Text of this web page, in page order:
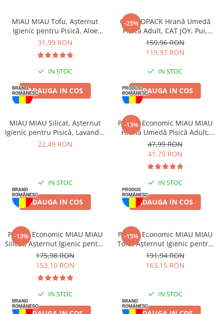
Delicii Păsări
Îngrijire Păsări
Așternut Igienic Păsări
Colivii
Colivii
Hrană Rozătoare
Fân Rozătoare
Batoane Rozătoare
Îngrijire Rozătoare
Așternut Igienic Rozătoare
Pești
Acvarii
Accesorii Acvarii
Hrană Pești
Hrană Broaște Țestoase
MIAU MIAU Tofu, Așternut
Igienic pentru Pisică, Aloe
Vera, 6L
31,99 RON
IN STOC
ADAUGA IN COS
-25%
COMBOPACK Hrană Umedă
Pisică Adult, CAT JOY, Pui,
Vită, Curcan și Somon, 96x85g
159,96 RON
119,97 RON
IN STOC
ADAUGA IN COS
MIAU MIAU Silicat, Așternut
Igienic pentru Pisică, Lavandă,
3.8L
22,49 RON
IN STOC
ADAUGA IN COS
-13%
Pachet Economic MIAU MIAU
Hrană Umedă Pisică Adult,
Somon în sos, 24x100g
47,99 RON
41,75 RON
IN STOC
ADAUGA IN COS
-13%
Pachet Economic MIAU MIAU
Silicat, Așternut Igienic pentru
Pisică, Maxi, 2x15L
175,98 RON
153,10 RON
IN STOC
-15%
Pachet Economic MIAU MIAU
Tofu, Așternut Igienic pentru
Pisică, Aloe Vera, 6x6L
191,94 RON
163,15 RON
IN STOC